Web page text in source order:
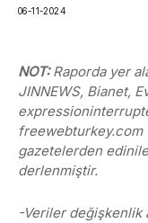
06-11-2024
NOT:Raporda yer
JINNEWS, Bianet,
gazetelerden
derlenmiştir.
-Veriler değişkenlik